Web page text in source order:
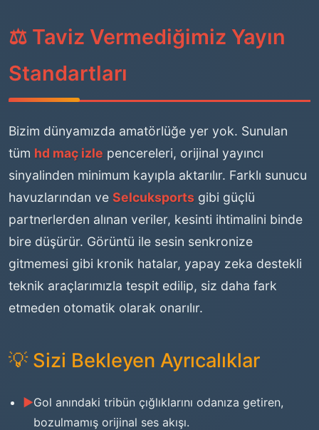
⚖️ Taviz Vermediğimiz Yayın
Standartları
Bizim dünyamızda amatörlüğe yer yok. Sunulan
tüm hd maç izle pencereleri, orijinal yayıncı
sinyalinden minimum kayıpla aktarılır. Farklı sunucu
havuzlarından ve Selcuksports gibi güçlü
partnerlerden alınan veriler, kesinti ihtimalini binde
bire düşürür. Görüntü ile sesin senkronize
gitmemesi gibi kronik hatalar, yapay zeka destekli
teknik araçlarımızla tespit edilip, siz daha fark
etmeden otomatik olarak onarılır.
💡 Sizi Bekleyen Ayrıcalıklar
Gol anındaki tribün çığlıklarını odanıza getiren,
bozulmamış orijinal ses akışı.